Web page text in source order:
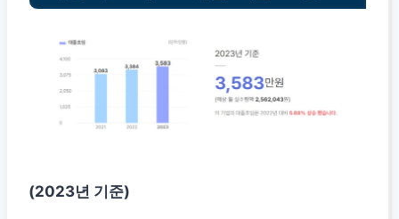
(2023년 기준)